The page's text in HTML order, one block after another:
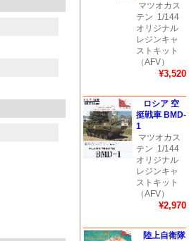
マツオカス
テン 1/144
オリジナル
レジンキャ
ストキット
（AFV）
¥3,520
ロシア 空
挺戦車 BMD-
1
マツオカス
テン 1/144
オリジナル
レジンキャ
ストキット
（AFV）
¥2,970
陸上自衛隊